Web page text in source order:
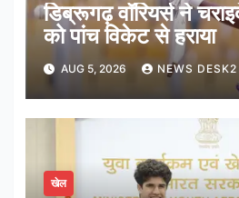
डिब्रूगढ़ वॉरियर्स ने
को पांच विकेट से हराया
AUG 5, 2026 NEWS DESK2
खेल